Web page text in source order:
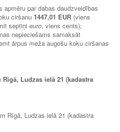
par dabas daudzveidības
ciršanu 1447,01 EUR (viens
septiņi euro, viens cents);
nepieciešams samaksāt
ārpus meža augošu koku ciršanas
Ludzas ielā 21 (kadastra
Rīgā, Ludzas ielā 21 (kadastra